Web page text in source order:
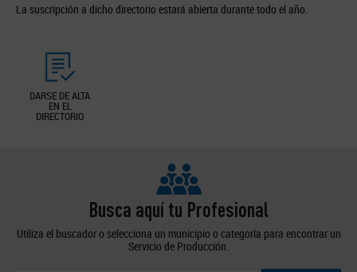
La suscripción a dicho directorio estará abierta durante todo el año.
DARSE DE ALTA
EN EL
DIRECTORIO
Busca aquí tu Profesional
Utiliza el buscador o selecciona un municipio o categoría para encontrar un
Servicio de Producción.